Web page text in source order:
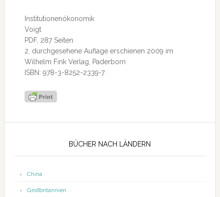
Institutionenökonomik
Voigt
PDF, 287 Seiten
2. durchgesehene Auflage erschienen 2009 im
Wilhelm Fink Verlag, Paderborn
ISBN: 978-3-8252-2339-7
BÜCHER NACH LÄNDERN
China
Großbritannien